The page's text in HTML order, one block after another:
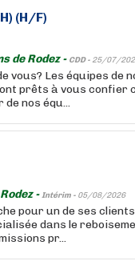
(H/F)
de Rodez - CDD - 25/07/
vous? Les équipes de
prêts à vous confier
nos équ...
-Intérim - 05/08/2026
pour un de ses
dans le
pr...